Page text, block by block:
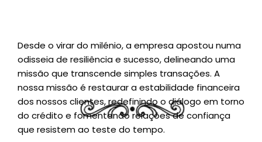
Desde o virar do milénio, a empresa apostou numa
odisseia de resiliência e sucesso, delineando uma
missão que transcende simples transações. A
nossa missão é restaurar a estabilidade financeira
dos nossos clientes, redefinindo o diálogo em torno
do crédito e fomentando relações de confiança
que resistem ao teste do tempo.